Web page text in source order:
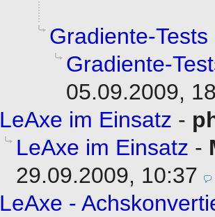
Gradiente-Tests
Gradiente-
05.09.2009,
LeAxe im Einsatz -
LeAxe im Einsatz -
29.09.2009, 10:37
LeAxe -